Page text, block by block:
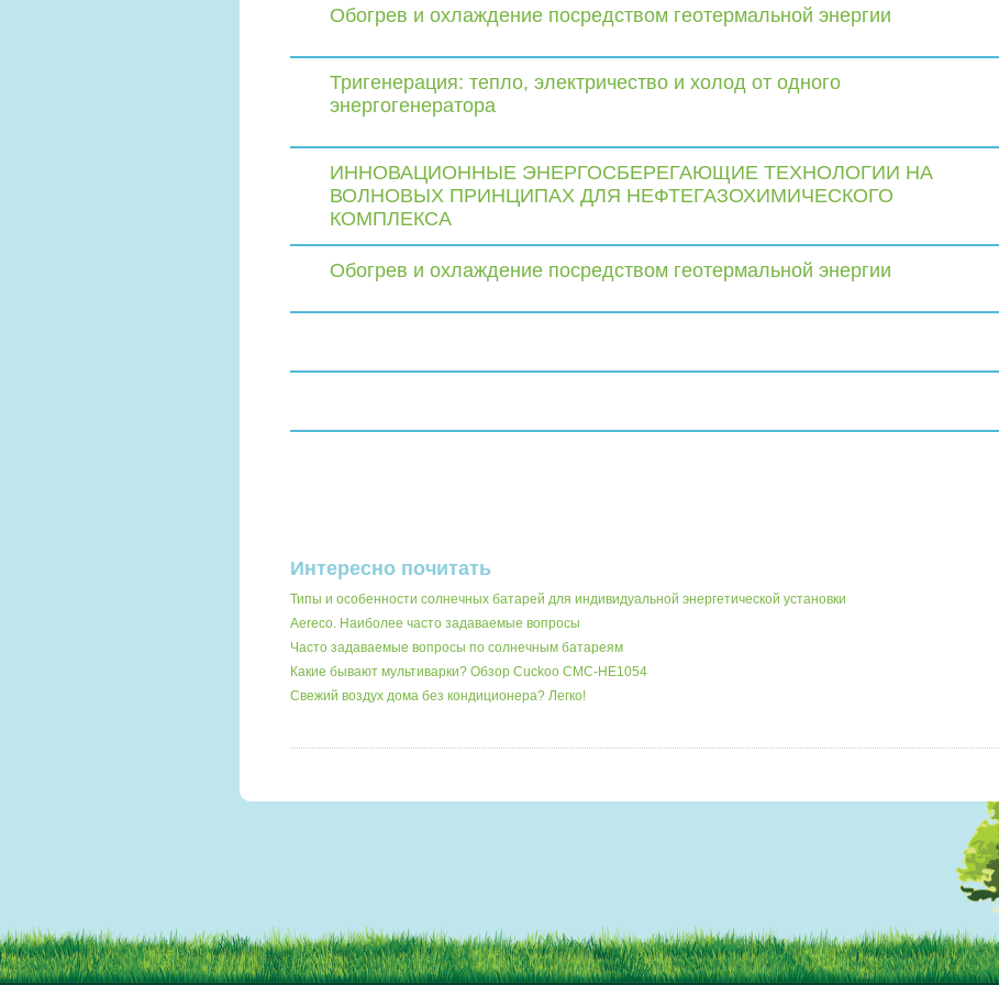
Обогрев и охлаждение посредством геотермальной энергии
Тригенерация: тепло, электричество и холод от одного
энергогенератора
ИННОВАЦИОННЫЕ ЭНЕРГОСБЕРЕГАЮЩИЕ ТЕХНОЛОГИИ НА
ВОЛНОВЫХ ПРИНЦИПАХ ДЛЯ НЕФТЕГАЗОХИМИЧЕСКОГО
КОМПЛЕКСА
Обогрев и охлаждение посредством геотермальной энергии
Интересно почитать
Типы и особенности солнечных батарей для индивидуальной энергетической установки
Aereco. Наиболее часто задаваемые вопросы
Часто задаваемые вопросы по солнечным батареям
Какие бывают мультиварки? Обзор Cuckoo CMC-HE1054
Свежий воздух дома без кондиционера? Легко!